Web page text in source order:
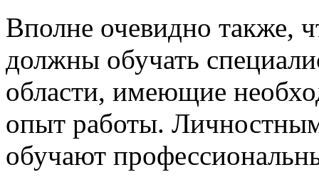
Вполне очевидно также,
должны обучать
области, имеющие
опыт работы.
обучают